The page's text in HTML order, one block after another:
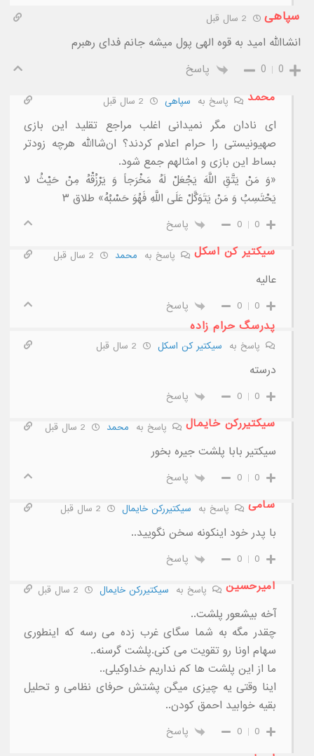
سپاهی
انشاالله امید به قوه الهی پول میشه جانم فدای رهبرم
0
0
پاسخ
محمد
پاسخ به سپاهی
ای نادان مگر نمیدانی اغلب مراجع تقلید این بازی
صهیونیستی را حرام اعلام کردند؟ ان‌شاالله هرچه زودتر
بساط این بازی و امثالهم جمع شود.
«وَ مَنْ يَتَّقِ اللَّهَ يَجْعَلْ لَهُ مَخْرَجاً وَ يَرْزُقْهُ مِنْ حَيْثُ لا
يَحْتَسِبُ وَ مَنْ يَتَوَكَّلْ عَلَى اللَّهِ فَهُوَ حَسْبُهُ» طلاق ۳
0
0 پاسخ
سیکتیر کن اسکل پاسخ به محمد
عالیه
0
0 پاسخ
پدرسگ حرام زاده
پاسخ به سیکتیر کن اسکل
درسته
0
0 پاسخ
سیکتیررکن خایمال پاسخ به محمد
سیکتیر بابا پلشت جیره بخور
0
0 پاسخ
سامی پاسخ به سیکتیررکن خایمال
با پدر خود اینکونه سخن نگویید..
0
0 پاسخ
امیرحسین پاسخ به سیکتیررکن خایمال
آخه بیشعور پلشت..
چقدر مگه به شما سگای غرب زده می رسه که اینطوری
سهام اونا رو تقویت می کنی.پلشت گرسنه..
ما از این پلشت ها کم نداریم خداوکیلی..
اینا وقتی یه چیزی میگن پشتش حرفای نظامی و تحلیل
بقیه خوابید احمق کودن..
0
0 پاسخ